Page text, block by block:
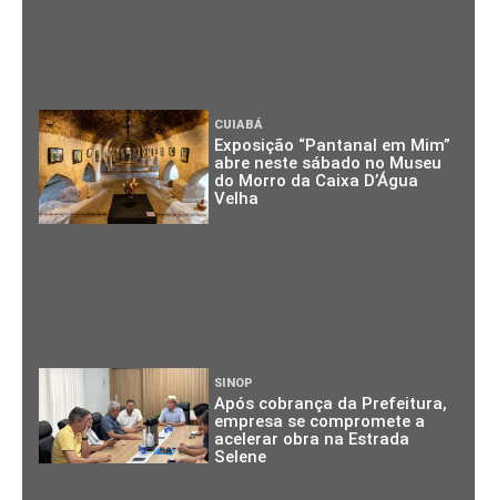
CUIABÁ
Exposição “Pantanal em Mim”
abre neste sábado no Museu
do Morro da Caixa D’Água
Velha
SINOP
Após cobrança da Prefeitura,
empresa se compromete a
acelerar obra na Estrada
Selene